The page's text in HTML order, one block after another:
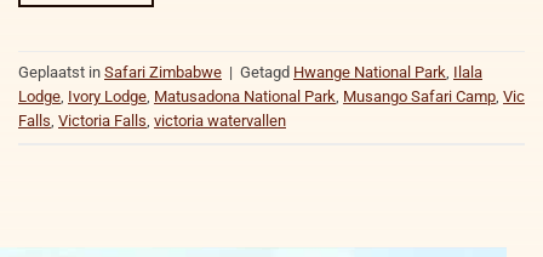
Geplaatst in Safari Zimbabwe | Getagd Hwange National Park Ilala
Lodge Ivory Lodge Matusadona National Park Musango Safari Camp Vic
Falls Victoria Falls victoria watervallen